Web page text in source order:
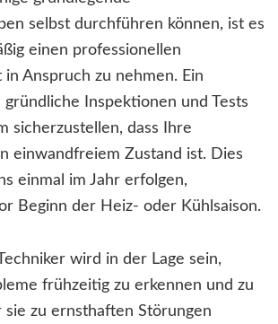
selbst durchführen können, ist es
einen professionellen
Anspruch zu nehmen. Ein
gründliche Inspektionen und Tests
sicherzustellen, dass Ihre
einwandfreiem Zustand ist. Dies
einmal im Jahr erfolgen,
Beginn der Heiz- oder Kühlsaison.
wird in der Lage sein,
frühzeitig zu erkennen und zu
sie zu ernsthaften Störungen